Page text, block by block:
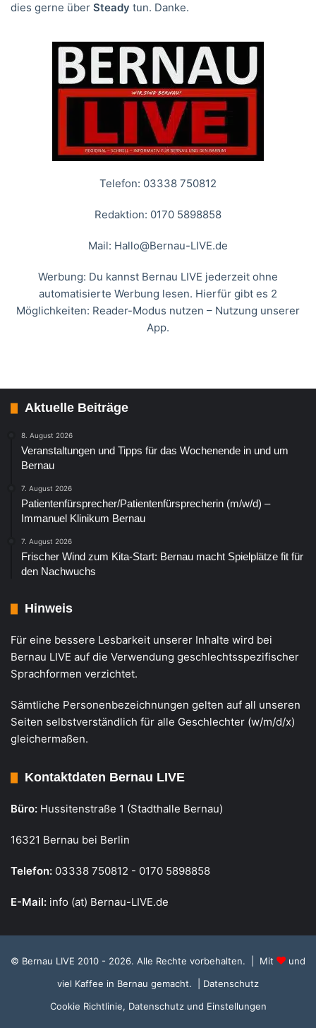
dies gerne über Steady tun. Danke.
Telefon: 03338 750812
Redaktion: 0170 5898858
Mail: Hallo@Bernau-LIVE.de
Werbung: Du kannst Bernau LIVE jederzeit ohne
automatisierte Werbung lesen. Hierfür gibt es 2
Möglichkeiten: Reader-Modus nutzen – Nutzung unserer
App.
Aktuelle Beiträge
8. August 2026
Veranstaltungen und Tipps für das Wochenende in und um
Bernau
7. August 2026
Patientenfürsprecher/Patientenfürsprecherin (m/w/d) –
Immanuel Klinikum Bernau
7. August 2026
Frischer Wind zum Kita-Start: Bernau macht Spielplätze fit für
den Nachwuchs
Hinweis
Für eine bessere Lesbarkeit unserer Inhalte wird bei
Bernau LIVE auf die Verwendung geschlechtsspezifischer
Sprachformen verzichtet.
Sämtliche Personenbezeichnungen gelten auf all unseren
Seiten selbstverständlich für alle Geschlechter (w/m/d/x)
gleichermaßen.
Kontaktdaten Bernau LIVE
Büro: Hussitenstraße 1 (Stadthalle Bernau)
16321 Bernau bei Berlin
Telefon: 03338 750812 - 0170 5898858
E-Mail: info (at) Bernau-LIVE.de
© Bernau LIVE 2010 - 2026. Alle Rechte vorbehalten. | Mit
und
viel Kaffee in Bernau gemacht.
| Datenschutz
Cookie Richtlinie, Datenschutz und Einstellungen